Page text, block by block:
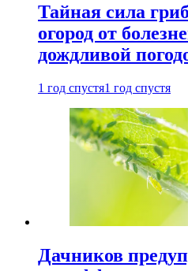
Тайная сила
огород от
дождливой
1 год спустя1 год спустя
Дачников